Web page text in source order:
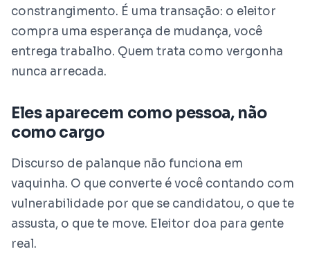
constrangimento. É uma transação: o eleitor
compra uma esperança de mudança, você
entrega trabalho. Quem trata como vergonha
nunca arrecada.
Eles aparecem como pessoa, não
como cargo
Discurso de palanque não funciona em
vaquinha. O que converte é você contando com
vulnerabilidade por que se candidatou, o que te
assusta, o que te move. Eleitor doa para gente
real.